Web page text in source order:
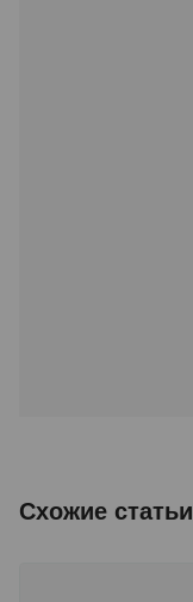
Схожие статьи